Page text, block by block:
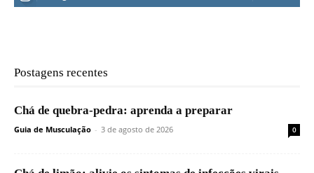
Postagens recentes
Chá de quebra-pedra: aprenda a preparar
Guia de Musculação - 3 de agosto de 2026 0